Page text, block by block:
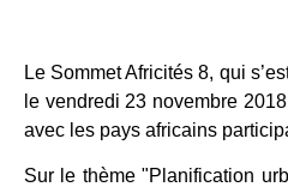
Le Sommet Africités 8, qui
le vendredi 23 novembre
avec les pays africains
Sur le thème "Planification